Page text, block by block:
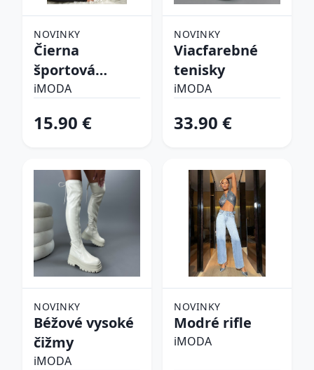
NOVINKY
Čierna
športová
podprsenka
iMODA
15.90 €
NOVINKY
Viacfarebné
tenisky
iMODA
33.90 €
NOVINKY
Béžové vysoké
čižmy
iMODA
NOVINKY
Modré rifle
iMODA